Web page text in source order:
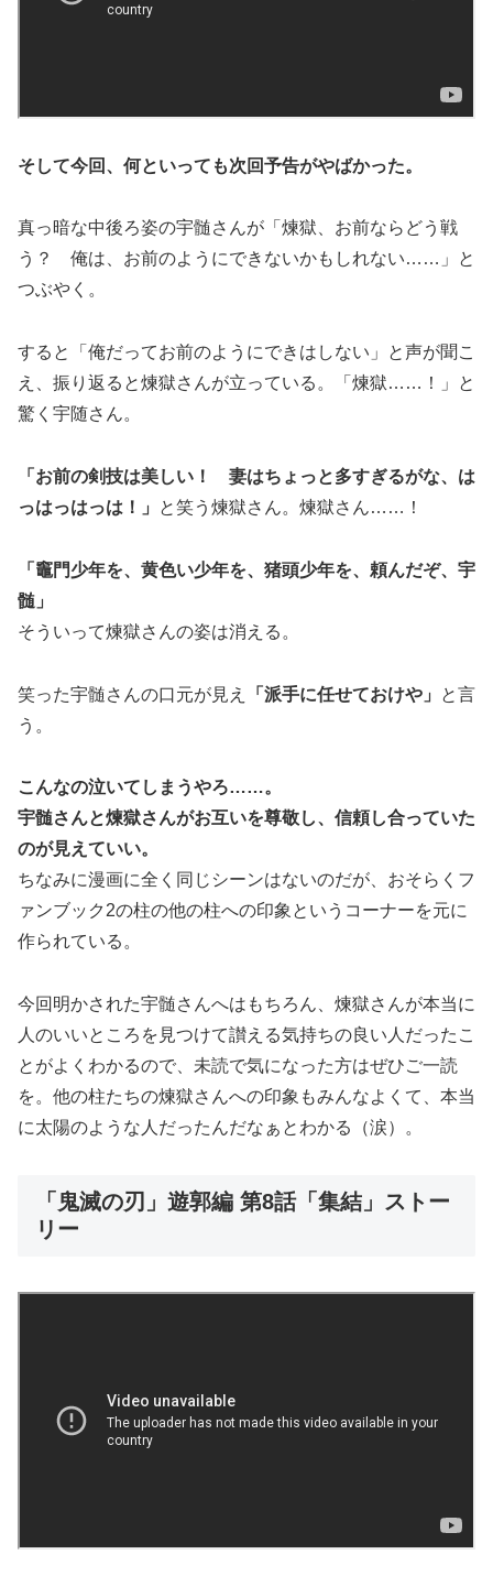
そして今回、何といっても次回予告がやばかった。
真っ暗な中後ろ姿の宇髄さんが「煉獄、お前ならどう戦
う？ 俺は、お前のようにできないかもしれない……」と
つぶやく。
すると「俺だってお前のようにできはしない」と声が聞こ
え、振り返ると煉獄さんが立っている。「煉獄……！」と
驚く宇随さん。
「お前の剣技は美しい！ 妻はちょっと多すぎるがな、は
っはっはっは！」
と笑う煉獄さん。煉獄さん……！
「竈門少年を、黄色い少年を、猪頭少年を、頼んだぞ、宇
髄」
そういって煉獄さんの姿は消える。
笑った宇髄さんの口元が見え 「派手に任せておけや」
と言
う。
こんなの泣いてしまうやろ……。
宇髄さんと煉獄さんがお互いを尊敬し、信頼し合っていた
のが見えていい。
ちなみに漫画に全く同じシーンはないのだが、おそらくフ
ァンブック2の柱の他の柱への印象というコーナーを元に
作られている。
今回明かされた宇髄さんへはもちろん、煉獄さんが本当に
人のいいところを見つけて讃える気持ちの良い人だったこ
とがよくわかるので、未読で気になった方はぜひご一読
を。他の柱たちの煉獄さんへの印象もみんなよくて、本当
に太陽のような人だったんだなぁとわかる（涙）。
「鬼滅の刃」遊郭編 第8話「集結」ストー
リー